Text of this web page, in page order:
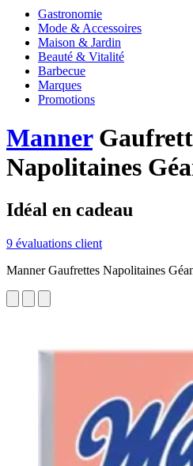
Gastronomie
Mode & Accessoires
Maison & Jardin
Beauté & Vitalité
Barbecue
Marques
Promotions
Manner
Napolitaines
Idéal en cadeau
9 évaluations client
Manner Gaufrettes Napolitaines